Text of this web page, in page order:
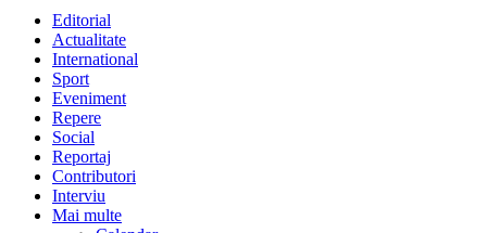
Editorial
Actualitate
International
Sport
Eveniment
Repere
Social
Reportaj
Contributori
Interviu
Mai multe